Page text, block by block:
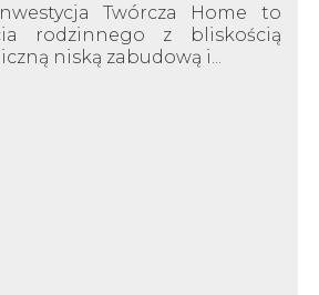
Twórcza Home to
rodzinnego z bliskością
niską zabudową i...